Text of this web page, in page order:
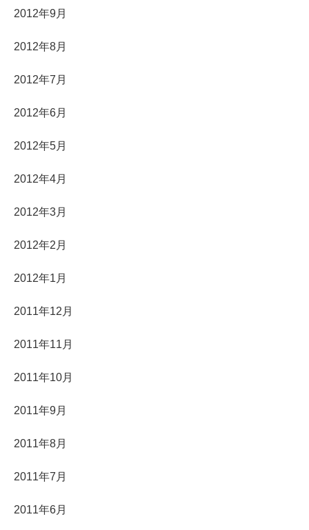
2012年9月
2012年8月
2012年7月
2012年6月
2012年5月
2012年4月
2012年3月
2012年2月
2012年1月
2011年12月
2011年11月
2011年10月
2011年9月
2011年8月
2011年7月
2011年6月